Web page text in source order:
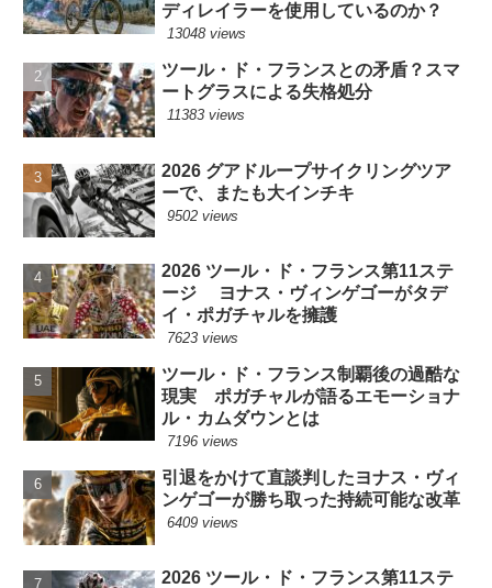
ディレイラーを使用しているのか？
13048 views
ツール・ド・フランスとの矛盾？スマ
ートグラスによる失格処分
11383 views
2026 グアドループサイクリングツア
ーで、またも大インチキ
9502 views
2026 ツール・ド・フランス第11ステ
ージ ヨナス・ヴィンゲゴーがタデ
イ・ポガチャルを擁護
7623 views
ツール・ド・フランス制覇後の過酷な
現実 ポガチャルが語るエモーショナ
ル・カムダウンとは
7196 views
引退をかけて直談判したヨナス・ヴィ
ンゲゴーが勝ち取った持続可能な改革
6409 views
2026 ツール・ド・フランス第11ステ